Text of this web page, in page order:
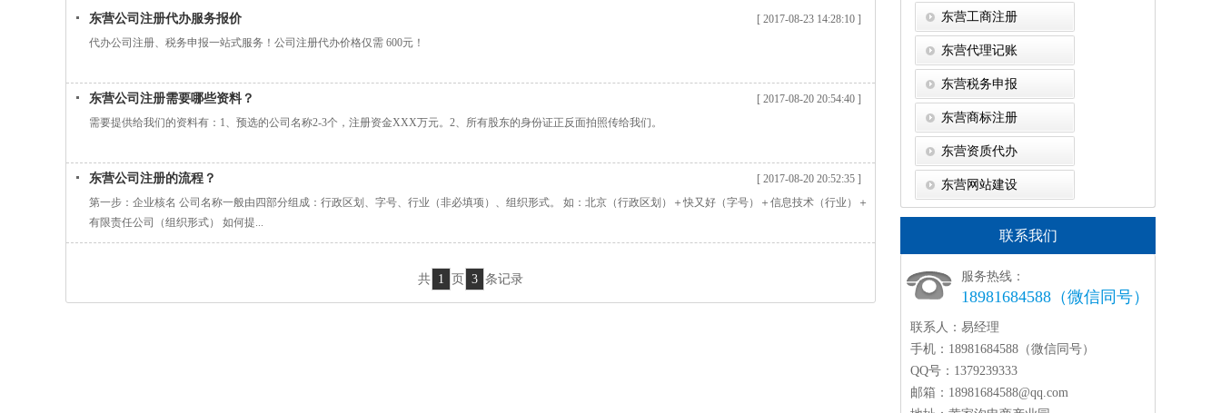
东营公司注册代办服务报价
[ 2017-08-23 14:28:10 ]
代办公司注册、税务申报一站式服务！公司注册代办价格仅需 600元！
东营公司注册需要哪些资料？
[ 2017-08-20 20:54:40 ]
需要提供给我们的资料有：1、预选的公司名称2-3个，注册资金XXX万元。2、所有股东的身份证正反面拍照传给我们。
东营公司注册的流程？
[ 2017-08-20 20:52:35 ]
第一步：企业核名 公司名称一般由四部分组成：行政区划、字号、行业（非必填项）、组织形式。 如：北京（行政区划）＋快又好（字号）＋信息技术（行业）＋
有限责任公司（组织形式） 如何提...
共 1 页 3 条记录
东营工商注册
东营代理记账
东营税务申报
东营商标注册
东营资质代办
东营网站建设
联系我们
服务热线：
18981684588（微信同号）
联系人： 易经理
手机： 18981684588（微信同号）
QQ号： 1379239333
邮箱： 18981684588@qq.com